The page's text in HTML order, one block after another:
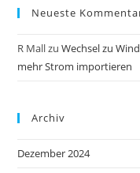
Neueste
R MallzuWechsel zu
mehr Strom importieren
Archiv
Dezember 2024